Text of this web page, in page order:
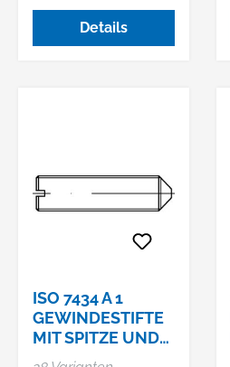
Innensechskant
Details
ISO 7434 A 1
GEWINDESTIFTE
MIT SPITZE UND
SCHLITZ